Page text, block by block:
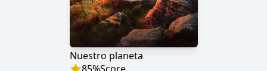
Nuestro planeta